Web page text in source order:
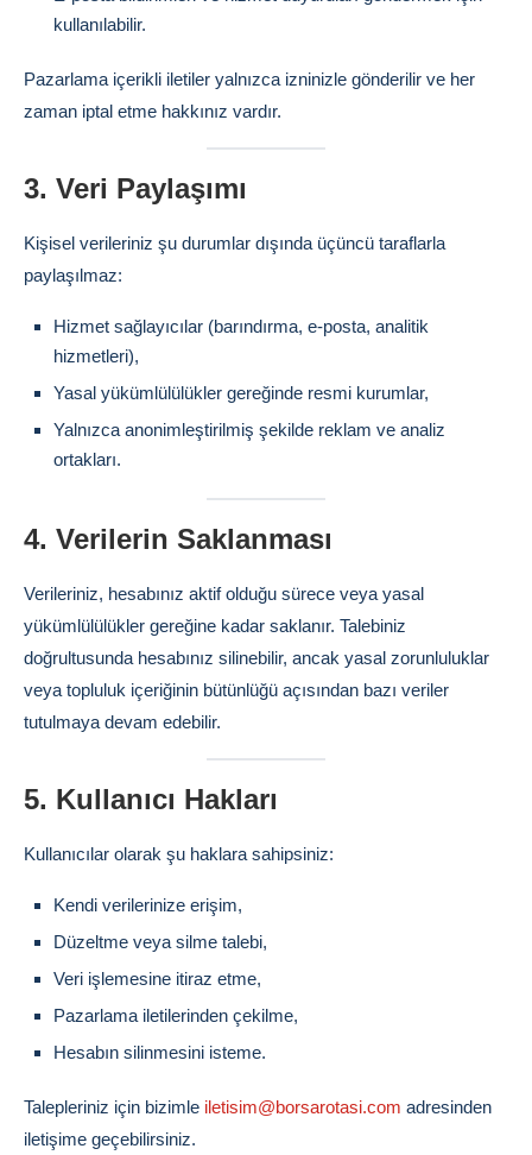
kullanılabilir.
Pazarlama içerikli iletiler yalnızca izninizle gönderilir ve her
zaman iptal etme hakkınız vardır.
3. Veri Paylaşımı
Kişisel verileriniz şu durumlar dışında üçüncü taraflarla
paylaşılmaz:
Hizmet sağlayıcılar (barındırma, e-posta, analitik
hizmetleri),
Yasal yükümlülülükler gereğinde resmi kurumlar,
Yalnızca anonimleştirilmiş şekilde reklam ve analiz
ortakları.
4. Verilerin Saklanması
Verileriniz, hesabınız aktif olduğu sürece veya yasal
yükümlülülükler gereğine kadar saklanır. Talebiniz
doğrultusunda hesabınız silinebilir, ancak yasal zorunluluklar
veya topluluk içeriğinin bütünlüğü açısından bazı veriler
tutulmaya devam edebilir.
5. Kullanıcı Hakları
Kullanıcılar olarak şu haklara sahipsiniz:
Kendi verilerinize erişim,
Düzeltme veya silme talebi,
Veri işlemesine itiraz etme,
Pazarlama iletilerinden çekilme,
Hesabın silinmesini isteme.
Talepleriniz için bizimle iletisim@borsarotasi.com adresinden
iletişime geçebilirsiniz.